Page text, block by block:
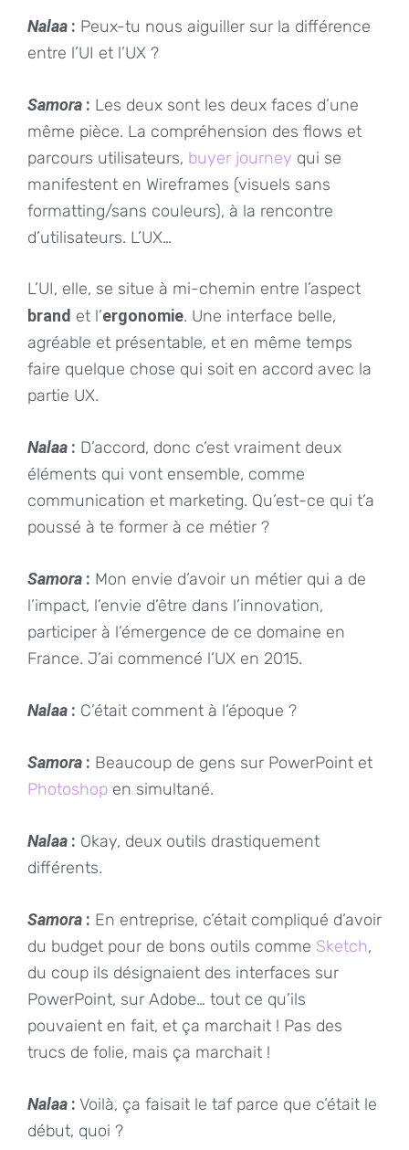
Nalaa : Peux-tu nous aiguiller sur la différence
entre l’UI et l’UX ?
Samora : Les deux sont les deux faces d’une
même pièce. La compréhension des flows et
parcours utilisateurs, buyer journey qui se
manifestent en Wireframes (visuels sans
formatting/sans couleurs), à la rencontre
d’utilisateurs. L’UX…
L’UI, elle, se situe à mi-chemin entre l’aspect
brand et l’ergonomie. Une interface belle,
agréable et présentable, et en même temps
faire quelque chose qui soit en accord avec la
partie UX.
Nalaa : D’accord, donc c’est vraiment deux
éléments qui vont ensemble, comme
communication et marketing. Qu’est-ce qui t’a
poussé à te former à ce métier ?
Samora : Mon envie d’avoir un métier qui a de
l’impact, l’envie d’être dans l’innovation,
participer à l’émergence de ce domaine en
France. J’ai commencé l’UX en 2015.
Nalaa : C’était comment à l’époque ?
Samora : Beaucoup de gens sur PowerPoint et
Photoshop en simultané.
Nalaa : Okay, deux outils drastiquement
différents.
Samora : En entreprise, c’était compliqué d’avoir
du budget pour de bons outils comme Sketch,
du coup ils désignaient des interfaces sur
PowerPoint, sur Adobe… tout ce qu’ils
pouvaient en fait, et ça marchait ! Pas des
trucs de folie, mais ça marchait !
Nalaa : Voilà, ça faisait le taf parce que c’était le
début, quoi ?